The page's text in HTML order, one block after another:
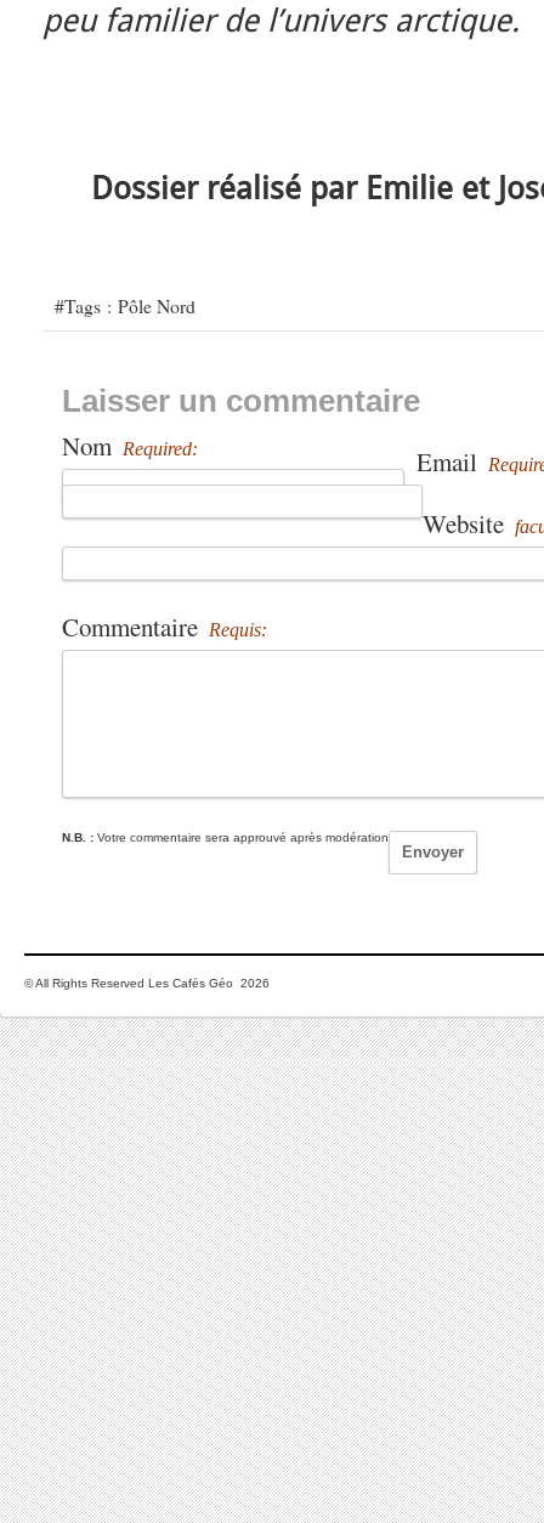
peu familier de l’univers arctique.
Dossier réalisé par Emilie et
#Tags : Pôle Nord
Laisser un commentaire
Nom Required: Email
Website
Commentaire Requis:
N.B. : Votre commentaire sera approuvé après modération
© All Rights Reserved Les Cafés Géo 2026